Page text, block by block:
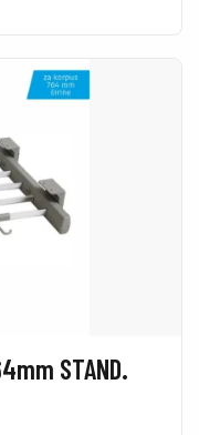
STAND.